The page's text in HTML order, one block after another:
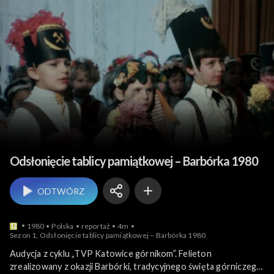
Historia współczesna
Odsłonięcie tablicy pamiątkowej – Barbórka 1980
ODTWÓRZ
1980 Polska reportaż
4m
Sezon 1, Odsłonięcie tablicy pamiątkowej – Barbórka 1980
Audycja z cyklu „TVP Katowice górnikom”. Felieton
zrealizowany z okazji Barbórki, tradycyjnego święta górniczego,